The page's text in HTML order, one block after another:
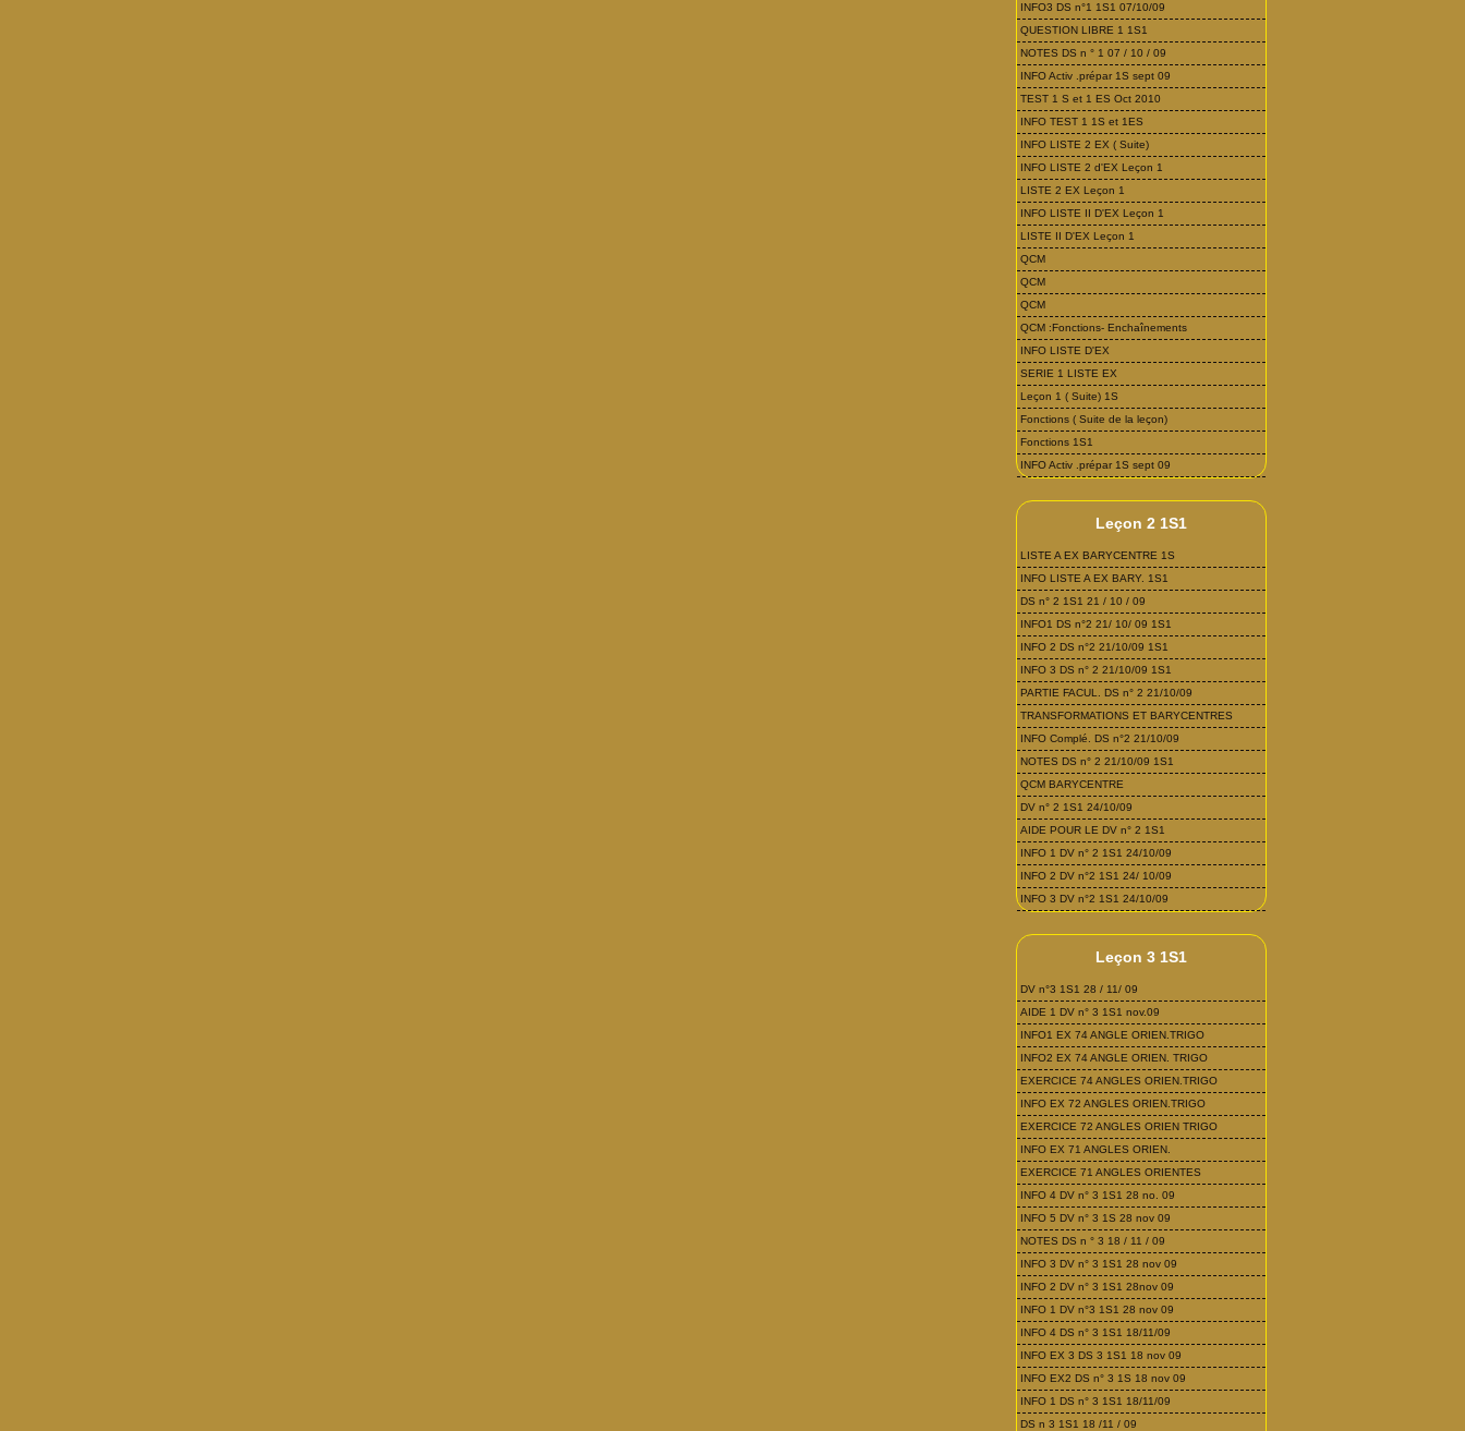
INFO3 DS n°1 1S1 07/10/09
QUESTION LIBRE 1 1S1
NOTES DS n ° 1 07 / 10 / 09
INFO Activ .prépar 1S sept 09
TEST 1 S et 1 ES Oct 2010
INFO TEST 1 1S et 1ES
INFO LISTE 2 EX ( Suite)
INFO LISTE 2 d'EX Leçon 1
LISTE 2 EX Leçon 1
INFO LISTE II D'EX Leçon 1
LISTE II D'EX Leçon 1
QCM
QCM
QCM
QCM :Fonctions- Enchaînements
INFO LISTE D'EX
SERIE 1 LISTE EX
Leçon 1 ( Suite) 1S
Fonctions ( Suite de la leçon)
Fonctions 1S1
INFO Activ .prépar 1S sept 09
Leçon 2 1S1
LISTE A EX BARYCENTRE 1S
INFO LISTE A EX BARY. 1S1
DS n° 2 1S1 21 / 10 / 09
INFO1 DS n°2 21/ 10/ 09 1S1
INFO 2 DS n°2 21/10/09 1S1
INFO 3 DS n° 2 21/10/09 1S1
PARTIE FACUL. DS n° 2 21/10/09
TRANSFORMATIONS ET BARYCENTRES
INFO Complé. DS n°2 21/10/09
NOTES DS n° 2 21/10/09 1S1
QCM BARYCENTRE
DV n° 2 1S1 24/10/09
AIDE POUR LE DV n° 2 1S1
INFO 1 DV n° 2 1S1 24/10/09
INFO 2 DV n°2 1S1 24/ 10/09
INFO 3 DV n°2 1S1 24/10/09
Leçon 3 1S1
DV n°3 1S1 28 / 11/ 09
AIDE 1 DV n° 3 1S1 nov.09
INFO1 EX 74 ANGLE ORIEN.TRIGO
INFO2 EX 74 ANGLE ORIEN. TRIGO
EXERCICE 74 ANGLES ORIEN.TRIGO
INFO EX 72 ANGLES ORIEN.TRIGO
EXERCICE 72 ANGLES ORIEN TRIGO
INFO EX 71 ANGLES ORIEN.
EXERCICE 71 ANGLES ORIENTES
INFO 4 DV n° 3 1S1 28 no. 09
INFO 5 DV n° 3 1S 28 nov 09
NOTES DS n ° 3 18 / 11 / 09
INFO 3 DV n° 3 1S1 28 nov 09
INFO 2 DV n° 3 1S1 28nov 09
INFO 1 DV n°3 1S1 28 nov 09
INFO 4 DS n° 3 1S1 18/11/09
INFO EX 3 DS 3 1S1 18 nov 09
INFO EX2 DS n° 3 1S 18 nov 09
INFO 1 DS n° 3 1S1 18/11/09
DS n 3 1S1 18 /11 / 09